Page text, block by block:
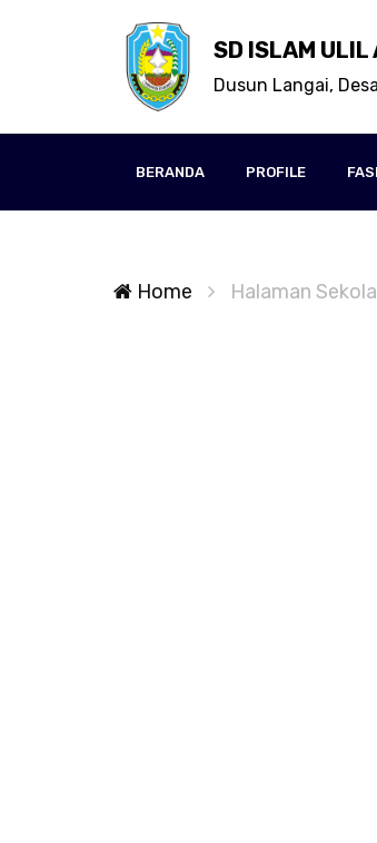
SD ISLAM ULIL
Dusun Langai,
BERANDA PROFILE
Home Halaman